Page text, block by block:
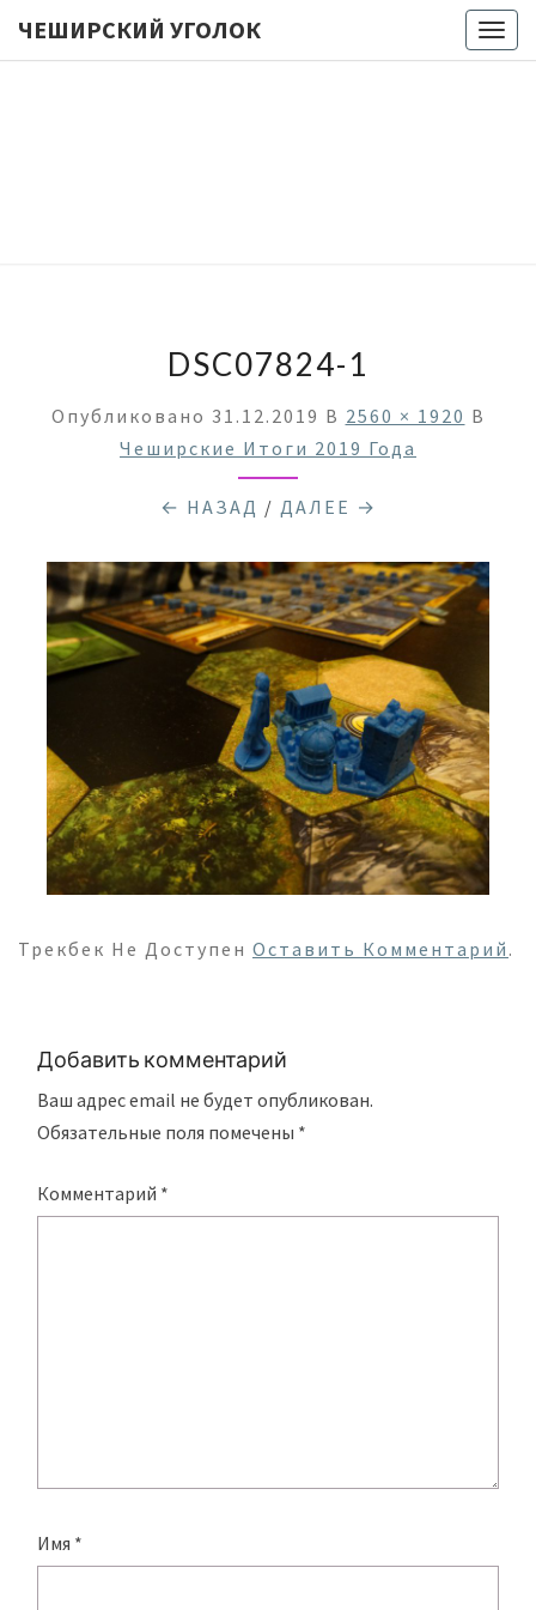
ЧЕШИРСКИЙ УГОЛОК
DSC07824-1
Опубликовано 31.12.2019 В 2560 × 1920 В
Чеширские Итоги 2019 Года
← НАЗАД / ДАЛЕЕ →
Трекбек Не Доступен Оставить Комментарий .
Добавить комментарий
Ваш адрес email не будет опубликован.
Обязательные поля помечены *
Комментарий *
Имя *